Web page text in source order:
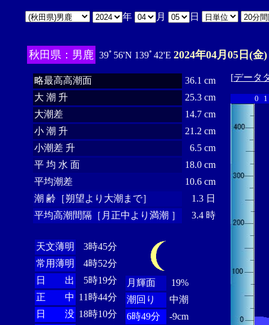
年 月 日
秋田県：男鹿 39ﾟ56'N 139ﾟ42'E 2024年04月05日(金)
略最高高潮面
36.1 cm
大 潮 升
25.3 cm
大潮差
14.7 cm
小 潮 升
21.2 cm
小潮差 升
6.5 cm
平 均 水 面
18.0 cm
平均潮差
10.6 cm
潮 齢［朔望より大潮まで］
1.3 日
平均高潮間隔［月正中より満潮 ］
3.4 時
天文薄明
3時45分
常用薄明
4時52分
日 出
5時19分
正 中 11時44分
日 没 18時10分
月輝面
19%
潮回り
中潮
6時49分
-9cm
[データ
0 1